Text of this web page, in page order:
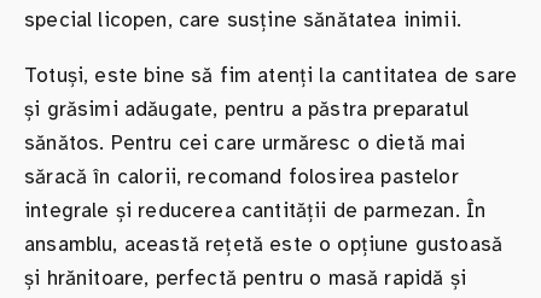
special licopen, care susține sănătatea inimii.
Totuși, este bine să fim atenți la cantitatea de sare
și grăsimi adăugate, pentru a păstra preparatul
sănătos. Pentru cei care urmăresc o dietă mai
săracă în calorii, recomand folosirea pastelor
integrale și reducerea cantității de parmezan. În
ansamblu, această rețetă este o opțiune gustoasă
și hrănitoare, perfectă pentru o masă rapidă și